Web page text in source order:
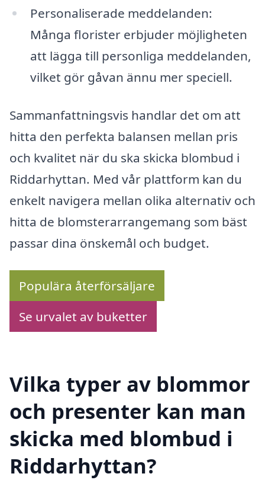
Personaliserade meddelanden:
Många florister erbjuder möjligheten
att lägga till personliga meddelanden,
vilket gör gåvan ännu mer speciell.
Sammanfattningsvis handlar det om att
hitta den perfekta balansen mellan pris
och kvalitet när du ska skicka blombud i
Riddarhyttan. Med vår plattform kan du
enkelt navigera mellan olika alternativ och
hitta de blomsterarrangemang som bäst
passar dina önskemål och budget.
Populära återförsäljare
Se urvalet av buketter
Vilka typer av blommor
och presenter kan man
skicka med blombud i
Riddarhyttan?